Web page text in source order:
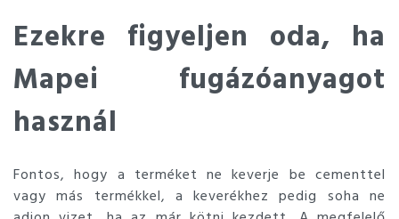
Ezekre figyeljen oda, ha
Mapei fugázóanyagot
használ
Fontos, hogy a terméket ne keverje be cementtel
vagy más termékkel, a keverékhez pedig soha ne